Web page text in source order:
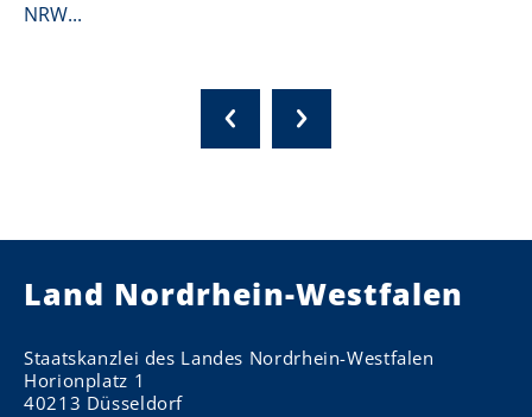
NRW...
Land Nordrhein-Westfalen
Staatskanzlei des Landes Nordrhein-Westfalen
Horionplatz 1
40213 Düsseldorf